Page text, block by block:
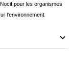
pour les organismes
l'environnement.